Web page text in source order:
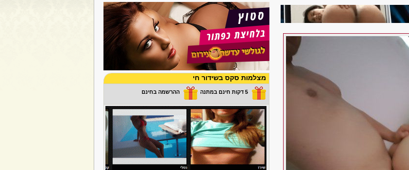
מצלמות סקס בשידור חי
5 דקות חינם במתנה ההרשמה בחינם